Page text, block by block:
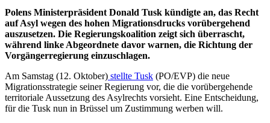
Polens Ministerpräsident Donald Tusk kündigte an, das Recht
auf Asyl wegen des hohen Migrationsdrucks vorübergehend
auszusetzen. Die Regierungskoalition zeigt sich überrascht,
während linke Abgeordnete davor warnen, die Richtung der
Vorgängerregierung einzuschlagen.
Am Samstag (12. Oktober) stellte Tusk (PO/EVP) die neue
Migrationsstrategie seiner Regierung vor, die die vorübergehende
territoriale Aussetzung des Asylrechts vorsieht. Eine Entscheidung,
für die Tusk nun in Brüssel um Zustimmung werben will.